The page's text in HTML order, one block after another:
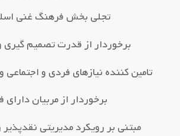
1–تجلی بخش فرهنگ غنی
2–برخوردار از قدرت تصمیم گیري
3–تامین کننده نیازهاي فردي و
4–برخوردار از مربیان
5–مبتنی بر رویکرد مدیریتی